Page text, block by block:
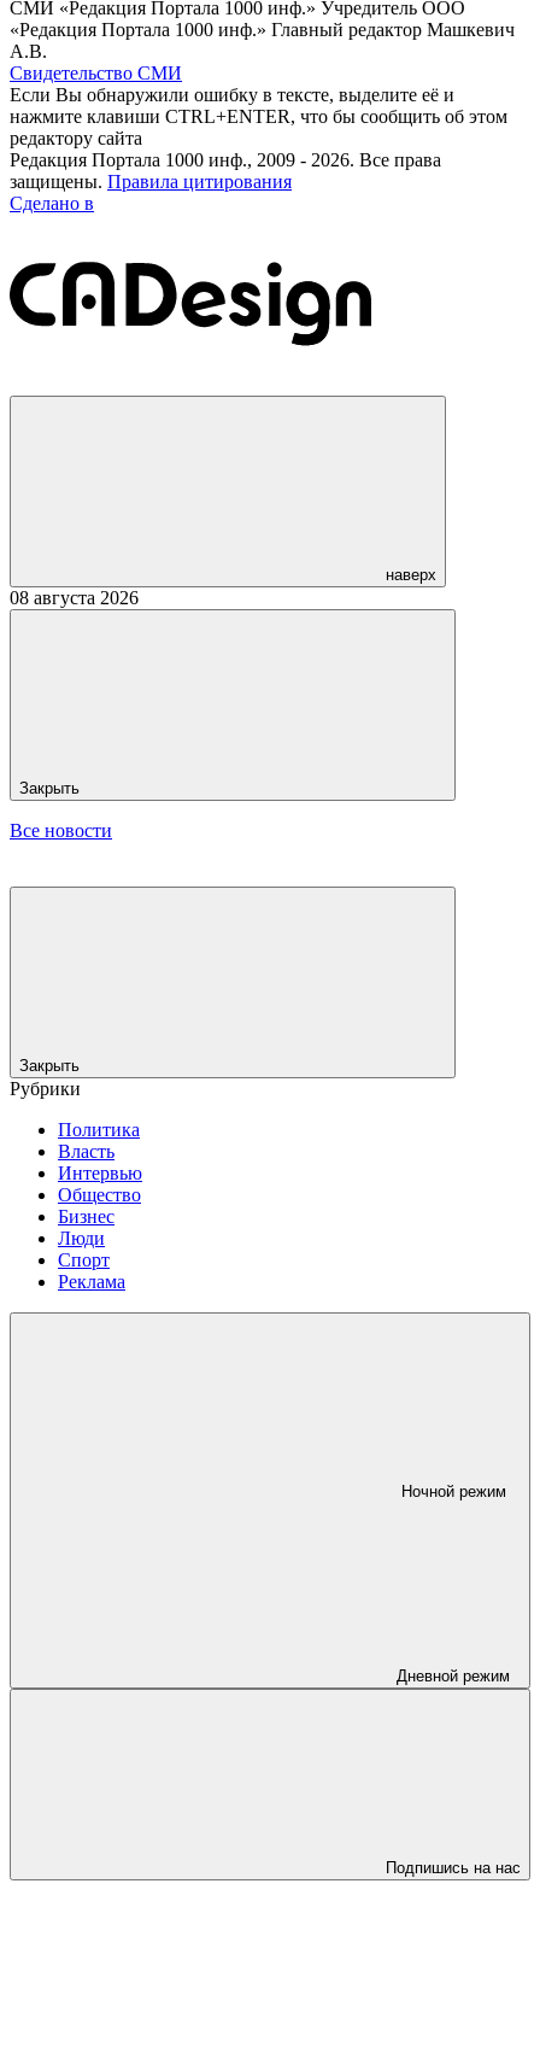
СМИ «Редакция Портала 1000 инф.» Учредитель ООО
«Редакция Портала 1000 инф.» Главный редактор Машкевич
А.В.
Свидетельство СМИ
Если Вы обнаружили ошибку в тексте, выделите её и
нажмите клавиши CTRL+ENTER, что бы сообщить об этом
редактору сайта
Редакция Портала 1000 инф., 2009 - 2026. Все права
защищены. Правила цитирования
Сделано в
наверх
08 августа 2026
Закрыть
Все новости
Закрыть
Рубрики
Политика
Власть
Интервью
Общество
Бизнес
Люди
Спорт
Реклама
Ночной режим
Дневной режим
Подпишись на нас